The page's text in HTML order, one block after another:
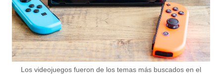
Los videojuegos fueron de los temas más buscados en el